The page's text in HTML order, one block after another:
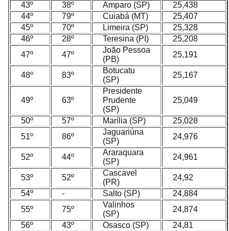
43º
38º Amparo (SP)
25,438
44º
79º Cuiabá (MT)
25,407
45º
70º Limeira (SP)
25,328
46º
28º Teresina (PI)
25,208
47º
47º
João Pessoa
(PB)
25,191
48º 83º
Botucatu
(SP)
25,167
49º 63º
Presidente
Prudente
(SP)
25,049
50º 57º Marília (SP)
25,028
51º
86º
Jaguariúna
(SP)
24,976
52º 44º
Araraquara
(SP)
24,961
53º 52º
Cascavel
(PR)
24,92
54º
- Salto (SP)
24,884
55º
75º
Valinhos
(SP)
24,874
56º
43º Osasco (SP)
24,81